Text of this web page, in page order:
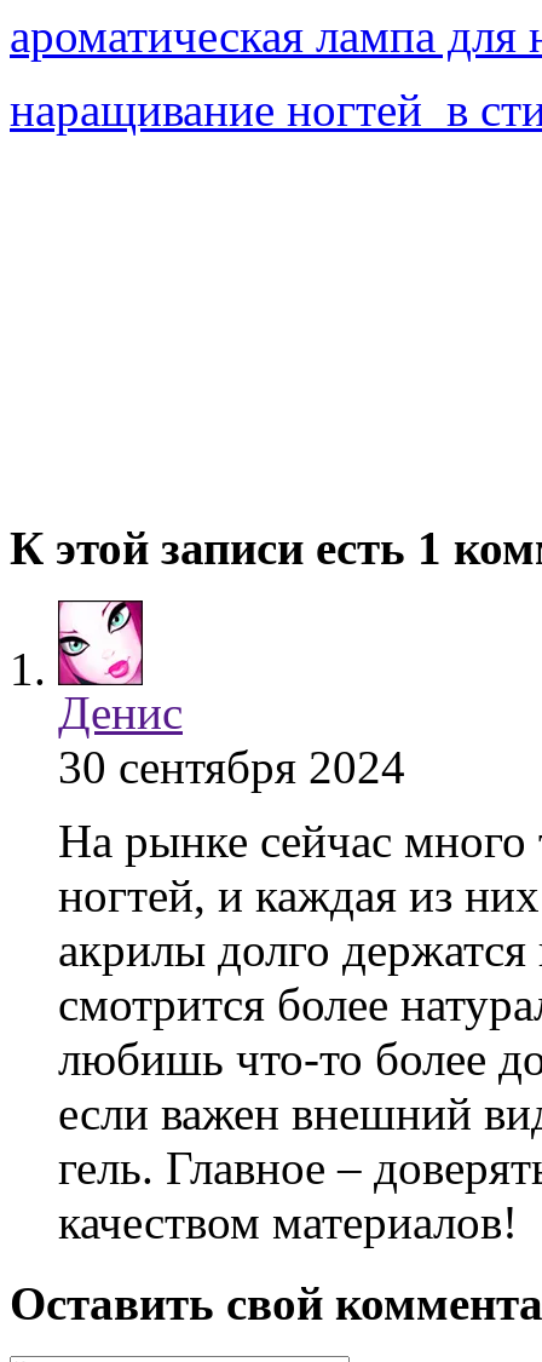
ароматическая лампа
наращивание ногтей в
К этой записи есть 1
Денис
30 сентября 2024
На рынке сейчас
ногтей, и каждая из
акрилы долго
смотрится более
любишь что-то более
если важен внешний
гель. Главное –
качеством материалов!
Оставить свой